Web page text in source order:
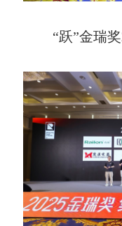
“跃”金瑞